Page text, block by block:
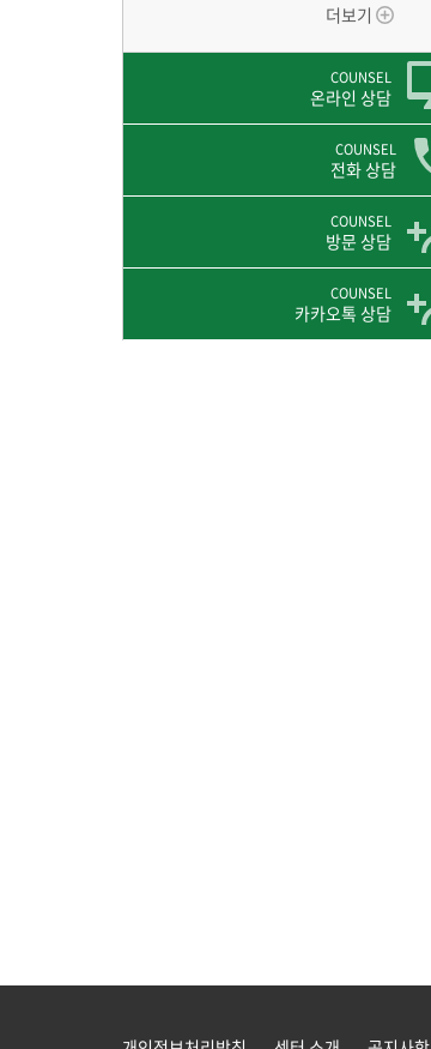
더보기
COUNSEL
온라인 상담
COUNSEL
전화 상담
COUNSEL
방문 상담
COUNSEL
카카오톡 상담